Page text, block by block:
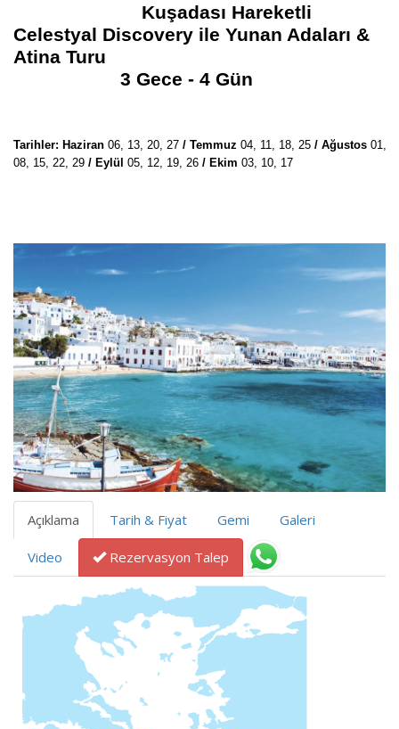
Kuşadası Hareketli
Celestyal Discovery ile Yunan Adaları &
Atina Turu
3 Gece - 4 Gün
Tarihler: Haziran 06, 13, 20, 27 / Temmuz 04, 11, 18, 25 / Ağustos 01,
08, 15, 22, 29 / Eylül 05, 12, 19, 26 / Ekim 03, 10, 17
Açıklama Tarih & Fiyat Gemi Galeri
Video Rezervasyon Talep